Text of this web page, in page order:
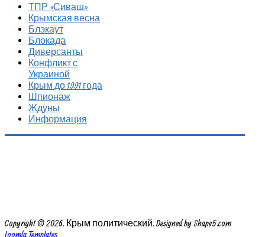
ТПР «Сиваш»
Крымская весна
Блэкаут
Блокада
Диверсанты
Конфликт с
Украиной
Крым до 1991 года
Шпионаж
Ждуны
Информация
Copyright © 2026. Крым политический. Designed by Shape5.com
Joomla Templates